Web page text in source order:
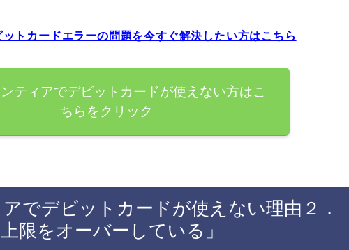
トカードエラーの問題を今すぐ解決したい方はこちら
ティアでデビットカードが使えない方はこ
ちらをクリック
でデビットカードが使えない理由２．
限をオーバーしている」